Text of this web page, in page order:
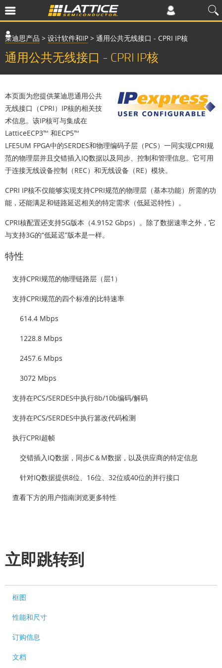
莱迪思产品 > 设计软件和IP > 通用公共无线接口 - CPRI IP核
通用公共无线接口 - CPRI IP核
本页面为您提供莱迪思通用公共
无线接口（CPRI）IP核的相关技
术信息。该IP核可与集成在
LatticeECP3™ 和ECP5™
LFE5UM FPGA中的SERDES和物理编码子层（PCS）一同实现CPRI规
范的物理层并且交错插入IQ数据以及同步、控制和管理信息。它可用
于连接无线设备控制（REC）和无线设备（RE）模块。
CPRI IP核不仅能够实现支持CPRI规范的物理层（基本功能）所需的功
能，还能满足和链路延迟相关的特定需求（低延迟特性）。
CPRI核配置还支持5G版本（4.9152 Gbps）。除了数据速率之外，它
与支持3G的“低延迟”版本是一样。
特性
支持CPRI规范的物理链路层（层1）
支持CPRI规范的四个标准的比特速率
614.4 Mbps
1228.8 Mbps
2457.6 Mbps
3072 Mbps
支持在PCS/SERDES中执行8b/10b编码/解码
支持在PCS/SERDES中执行篡改代码检测
执行CPRI超帧
交错插入IQ数据，同步C＆M数据，以及供应商的特定信息
针对IQ数据提供8位、16位、32位或40位的并行接口
查看下方的用户指南浏览更多特性
立即跳转到
框图
性能和尺寸
订购信息
文档